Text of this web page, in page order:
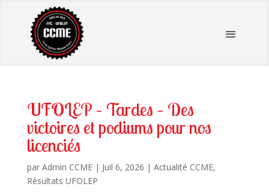
UFOLEP – Tardes – Des
victoires et podiums pour nos
licenciés
par Admin CCME| Juil 6, 2026 | Actualité CCME,
Résultats UFOLEP